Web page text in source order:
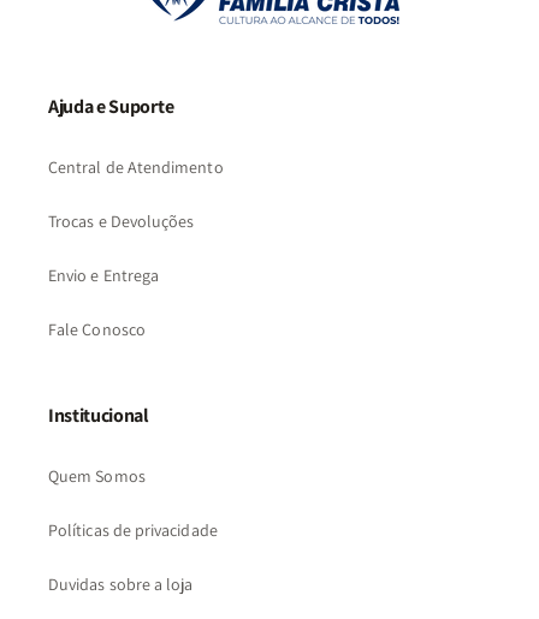
Ajuda e Suporte
Central de Atendimento
Trocas e Devoluções
Envio e Entrega
Fale Conosco
Institucional
Quem Somos
Políticas de privacidade
Duvidas sobre a loja